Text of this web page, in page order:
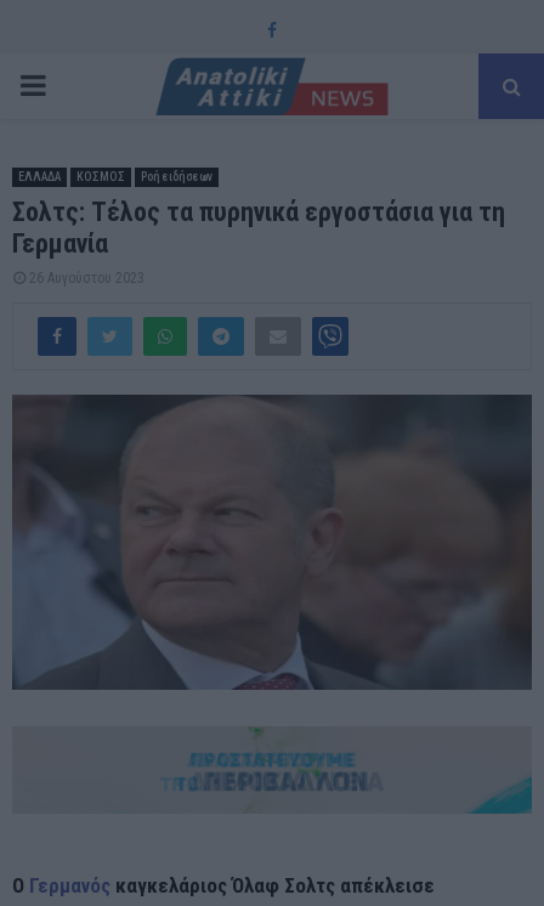
Facebook
PRIMARY
ΕΛΛΑΔΑ ΚΟΣΜΟΣ Ροή ειδήσεων
Σολτς: Τέλος τα πυρηνικά εργοστάσια για τη
Γερμανία
26 Αυγούστου 2023
Ο Γερμανός καγκελάριος Όλαφ Σολτς απέκλεισε